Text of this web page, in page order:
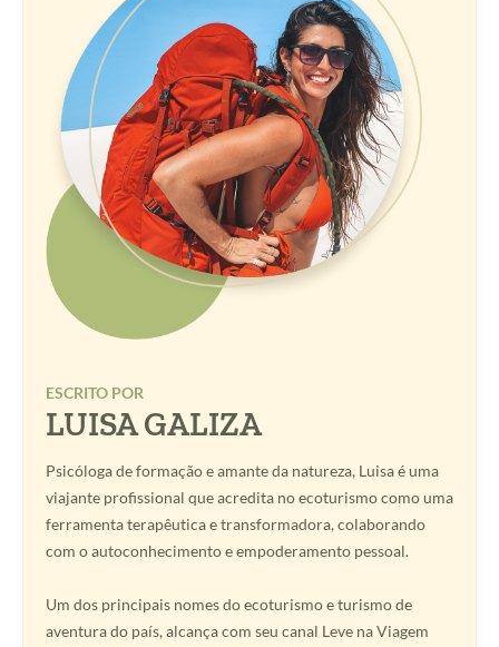
ESCRITO POR
LUISA GALIZA
Psicóloga de formação e amante da natureza, Luisa é uma
viajante profissional que acredita no ecoturismo como uma
ferramenta terapêutica e transformadora, colaborando
com o autoconhecimento e empoderamento pessoal.
Um dos principais nomes do ecoturismo e turismo de
aventura do país, alcança com seu canal Leve na Viagem